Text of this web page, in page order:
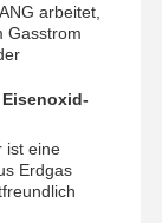
arbeitet,
Gasstrom
ist eine
Erdgas